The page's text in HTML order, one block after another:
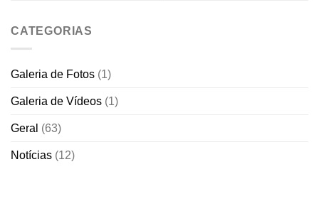
CATEGORIAS
Galeria de Fotos (1)
Galeria de Vídeos (1)
Geral (63)
Notícias (12)